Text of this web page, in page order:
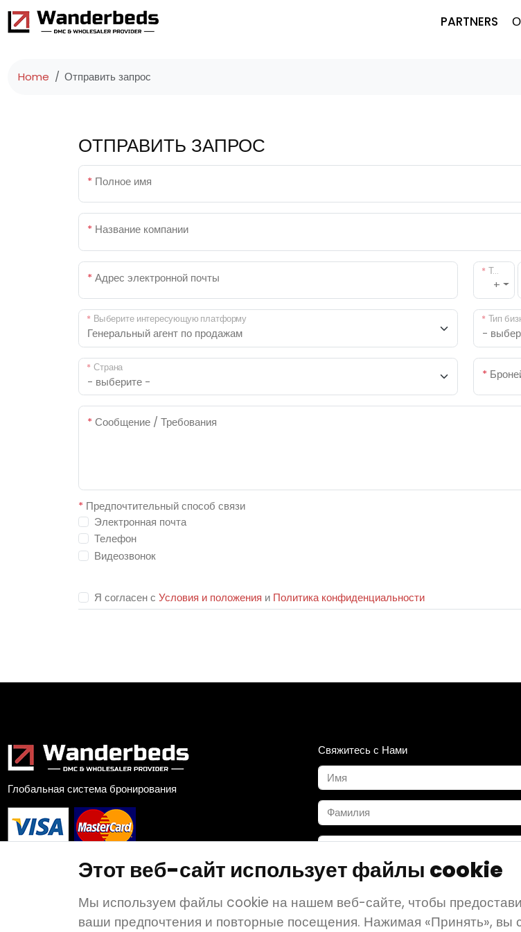
PARTNERS
Home Отправить запрос
ОТПРАВИТЬ ЗАПРОС
*Полное имя
*Название компании
*Адрес электронной почты +
* Телефонный код страны
* Выберите интересующую платформу * Тип
* Страна *
*Сообщение / Требования
* Предпочтительный способ связи
Электронная почта
Телефон
Видеозвонок
Я согласен с Условия и положения и Политика конфиденциальности
Глобальная система бронирования
Свяжитесь с Нами
Этот веб-сайт использует файлы cookie
Мы используем файлы cookie на нашем веб-сайте, чтобы
ваши предпочтения и повторные посещения. Нажимая «Принять», вы